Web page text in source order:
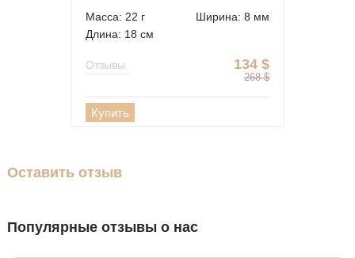
Масса: 22 г
Ширина: 8 мм
Длина: 18 см
134 $
268 $
Отзывы
Купить
Оставить отзыв
Популярные отзывы о нас